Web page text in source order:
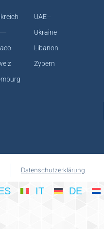
UAE
Ukraine
Libanon
Zypern
Datenschutzerklärung
IT DE